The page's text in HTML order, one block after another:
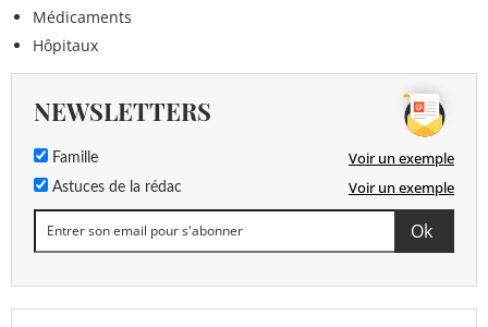
Médicaments
Hôpitaux
NEWSLETTERS
Famille Voir un exemple
Astuces de la rédac Voir un exemple